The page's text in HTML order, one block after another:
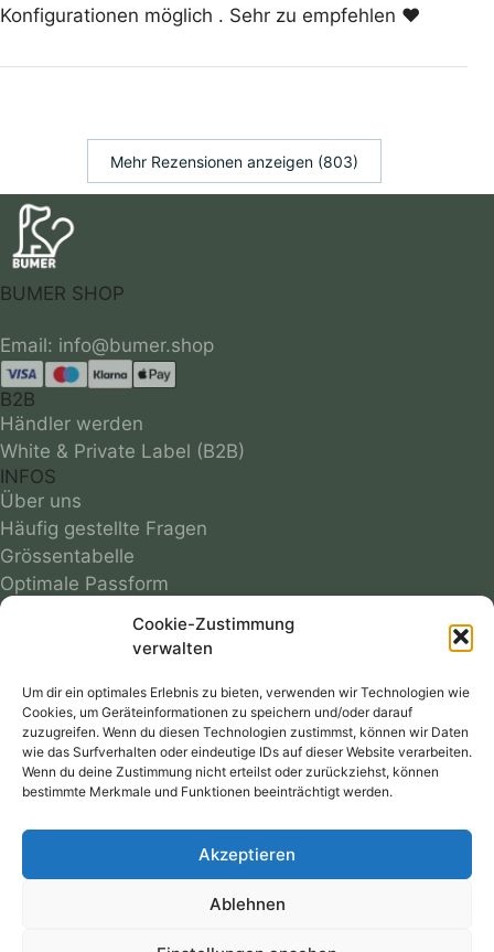
Cookie-Zustimmung
verwalten
Um dir ein optimales Erlebnis zu bieten, verwenden wir Technologien wie
Cookies, um Geräteinformationen zu speichern und/oder darauf
zuzugreifen. Wenn du diesen Technologien zustimmst, können wir Daten
wie das Surfverhalten oder eindeutige IDs auf dieser Website verarbeiten.
Wenn du deine Zustimmung nicht erteilst oder zurückziehst, können
bestimmte Merkmale und Funktionen beeinträchtigt werden.
Akzeptieren
Ablehnen
Konfigurationen möglich . Sehr zu empfehlen ❤️
Mehr Rezensionen anzeigen (803)
BUMER SHOP
B2B
Händler werden
White & Private Label (B2B)
INFOS
Über uns
Häufig gestellte Fragen
Grössentabelle
Optimale Passform
Infos zu Materialien
Reparaturservice
Versandkosten
Follow
AGB